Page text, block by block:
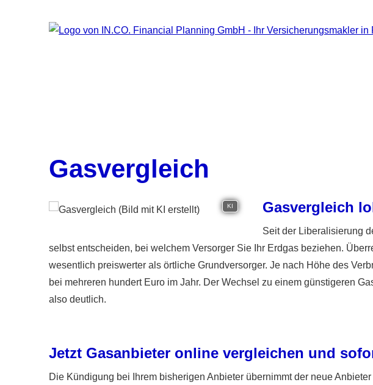
Gasvergleich
KI Gasvergleich
Seit der Liberalisierung
selbst entscheiden, bei welchem Versorger Sie Ihr Erdgas beziehen.
wesentlich preiswerter als örtliche Grundversorger. Je nach Höhe des
bei mehreren hundert Euro im Jahr. Der Wechsel zu einem günstigeren
also deutlich.
Jetzt Gasanbieter online ver­gleichen und
Die Kündigung bei Ihrem bisherigen Anbieter übernimmt der neue